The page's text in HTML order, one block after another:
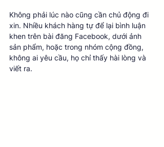
Không phải lúc nào cũng cần chủ động đi
xin. Nhiều khách hàng tự để lại bình luận
khen trên bài đăng Facebook, dưới ảnh
sản phẩm, hoặc trong nhóm cộng đồng,
không ai yêu cầu, họ chỉ thấy hài lòng và
viết ra.